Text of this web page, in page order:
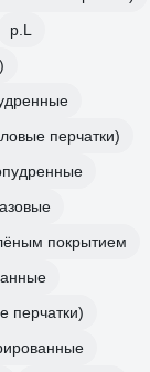
р.L
перчатки)
покрытием
перчатки)